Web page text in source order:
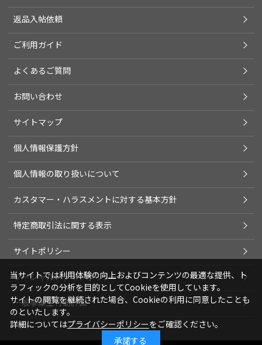
返品入帖依頼
ご利用ガイド
よくあるご質問
お問い合わせ
サイトマップ
個人情報保護方針
個人情報の取り扱いについて
カスタマー・ハラスメントに対する基本方針
特定商取引法に関する表示
サイトポリシー
ソーシャルメディアポリシー
一般事業主行動計画
当サイトでは利用体験の向上およびコンテンツの最適な提供、ト
ラフィックの分析を目的としてCookieを使用しています。
サイトの閲覧を継続された場合、Cookieの利用に同意したことも
のといたします。
詳細についてはプライバシーポリシーをご確認ください。
承諾する